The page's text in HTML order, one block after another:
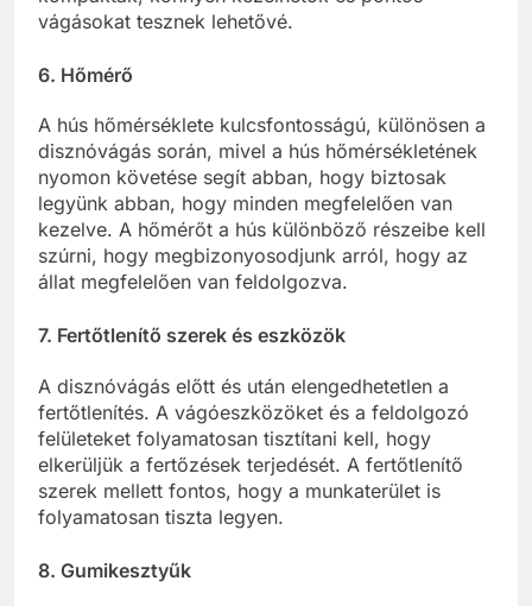
vágásokat tesznek lehetővé.
6. Hőmérő
A hús hőmérséklete kulcsfontosságú, különösen a
disznóvágás során, mivel a hús hőmérsékletének
nyomon követése segít abban, hogy biztosak
legyünk abban, hogy minden megfelelően van
kezelve. A hőmérőt a hús különböző részeibe kell
szúrni, hogy megbizonyosodjunk arról, hogy az
állat megfelelően van feldolgozva.
7. Fertőtlenítő szerek és eszközök
A disznóvágás előtt és után elengedhetetlen a
fertőtlenítés. A vágóeszközöket és a feldolgozó
felületeket folyamatosan tisztítani kell, hogy
elkerüljük a fertőzések terjedését. A fertőtlenítő
szerek mellett fontos, hogy a munkaterület is
folyamatosan tiszta legyen.
8. Gumikesztyűk